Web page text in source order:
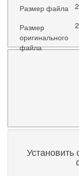
Размер файла
Размер
оригинального
файла